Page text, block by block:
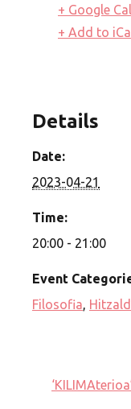
+ Google
+ Add to
Details
Date:
2023-04-21
Time:
20:00 - 21:00
Event
Filosofia